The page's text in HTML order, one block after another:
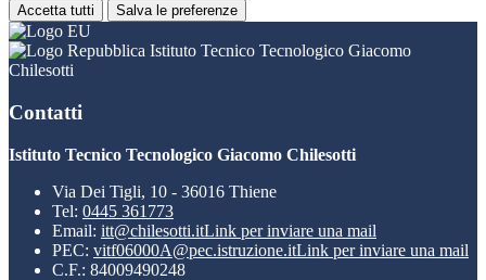
Accetta tutti Salva le preferenze
Istituto Tecnico Tecnologico Giacomo
Chilesotti
Contatti
Istituto Tecnico Tecnologico Giacomo Chilesotti
Via Dei Tigli, 10 - 36016 Thiene
Tel: 0445 361773
Email: itt@chilesotti.itLink per inviare una mail
PEC: vitf06000A@pec.istruzione.itLink per inviare una mail
C.F.: 84009490248